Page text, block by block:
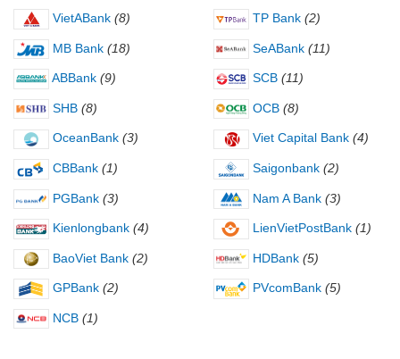
VietABank (8) TP Bank (2)
MB Bank (18) SeABank (11)
ABBank (9) SCB (11)
SHB (8) OCB (8)
OceanBank (3) Viet Capital Bank (4)
CBBank (1) Saigonbank (2)
PGBank (3) Nam A Bank (3)
Kienlongbank (4) LienVietPostBank (1)
BaoViet Bank (2) HDBank (5)
GPBank (2) PVcomBank (5)
NCB (1)